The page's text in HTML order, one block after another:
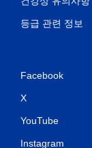
등급 관련 정보
Facebook
X
YouTube
Instagram